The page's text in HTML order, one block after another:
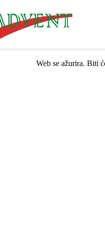
Web se ažurira. Biti